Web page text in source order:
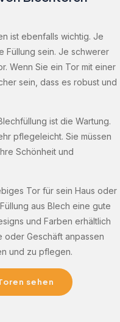
ist ebenfalls wichtig. Je
Füllung sein. Je schwerer
Wenn Sie ein Tor mit einer
sein, dass es robust und
ist die Wartung.
pflegeleicht. Sie müssen
Schönheit und
Tor für sein Haus oder
aus Blech eine gute
und Farben erhältlich
oder Geschäft anpassen
und zu pflegen.
sehen